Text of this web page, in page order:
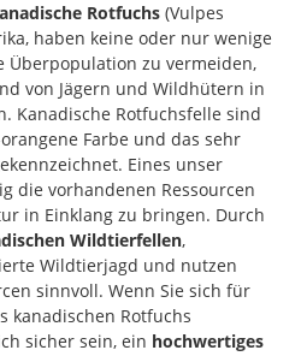
Rotfuchs (Vulpes
haben keine oder nur wenige
Überpopulation zu vermeiden,
von Jägern und Wildhütern in
Kanadische Rotfuchsfelle sind
Farbe und das sehr
Eines unser
die vorhandenen Ressourcen
in Einklang zu bringen. Durch
Wildtierfellen,
Wildtierjagd und nutzen
sinnvoll. Wenn Sie sich für
kanadischen Rotfuchs
sicher sein, ein hochwertiges